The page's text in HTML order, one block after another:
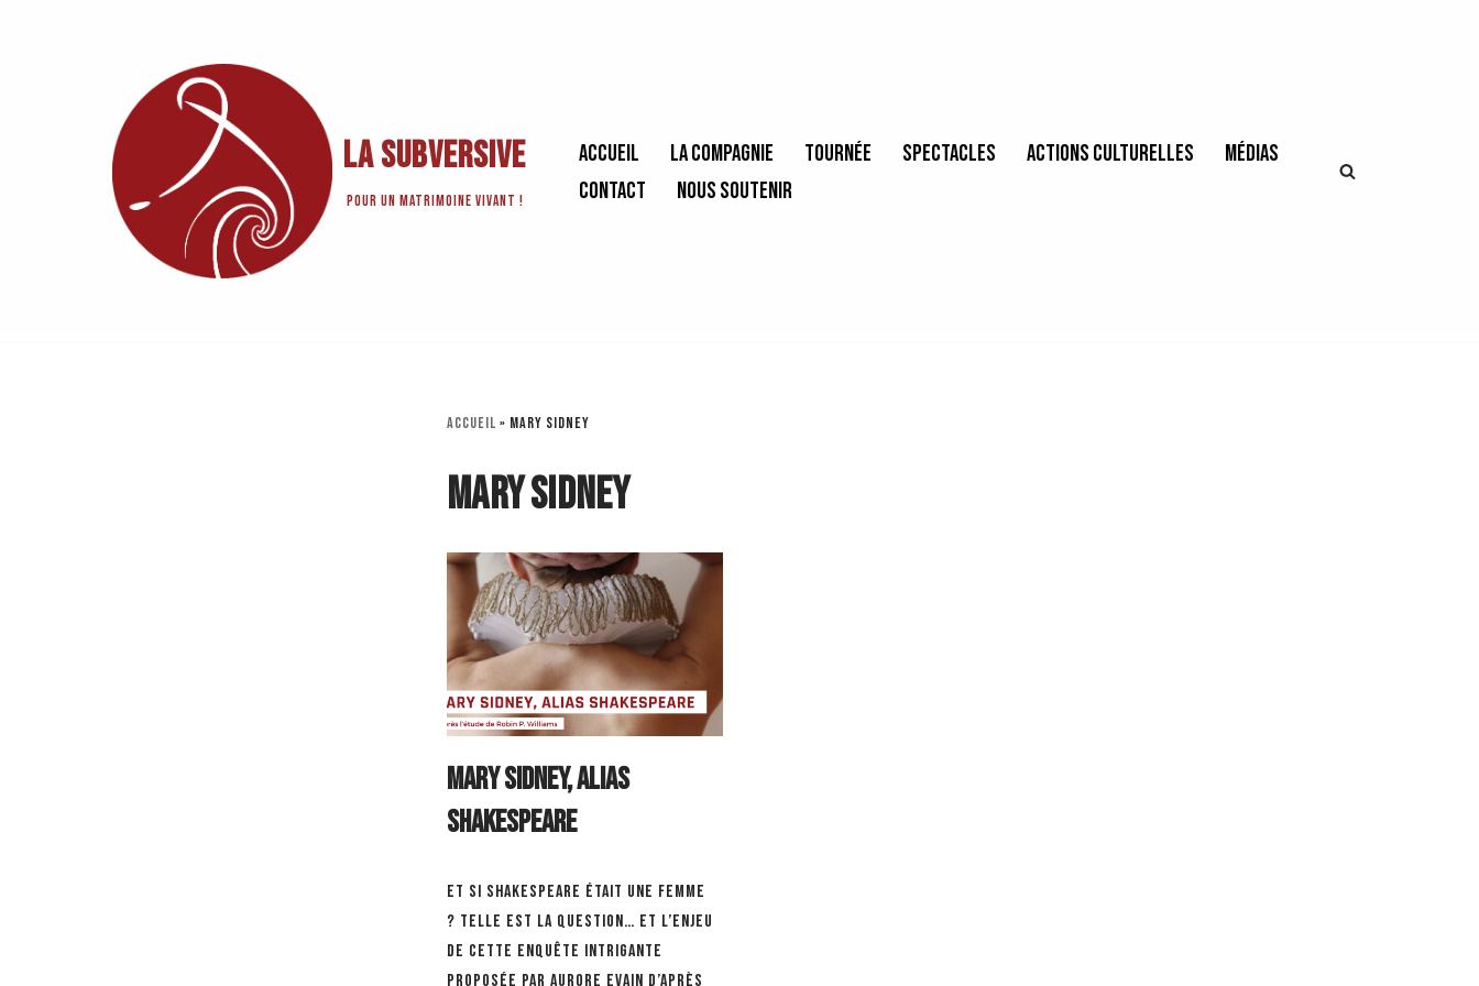
La Subversive
Pour un matrimoine vivant !
Accueil La Compagnie Tournée Spectacles Actions culturelles
Médias
Contact
Nous soutenir
Accueil » Mary Sidney
Mary Sidney
Mary Sidney, alias
Shakespeare
Et si Shakespeare était une femme
? Telle est la question… et l’enjeu
de cette enquête intrigante
proposée par Aurore Evain d’après